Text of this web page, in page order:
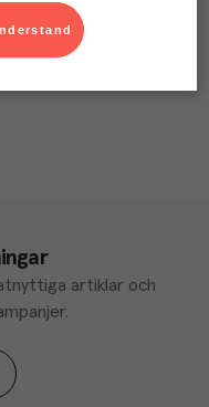
artiklar och